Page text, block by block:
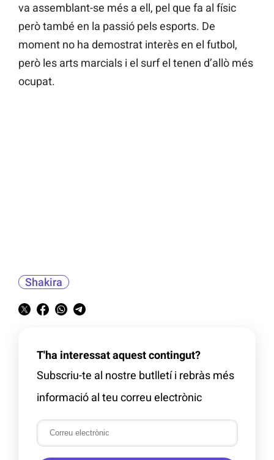
va assemblant-se més a ell, pel que fa al físic
però també en la passió pels esports. De
moment no ha demostrat interès en el futbol,
però les arts marcials i el surf el tenen d’allò més
ocupat.
Shakira
T'ha interessat aquest contingut?
Subscriu-te al nostre butlletí i rebràs més
informació al teu correu electrònic